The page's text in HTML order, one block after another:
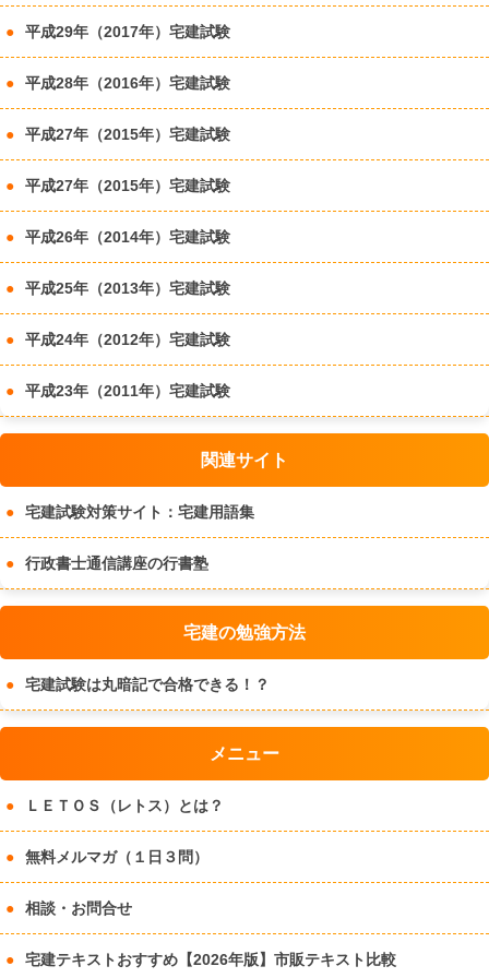
平成29年（2017年）宅建試験
平成28年（2016年）宅建試験
平成27年（2015年）宅建試験
平成27年（2015年）宅建試験
平成26年（2014年）宅建試験
平成25年（2013年）宅建試験
平成24年（2012年）宅建試験
平成23年（2011年）宅建試験
関連サイト
宅建試験対策サイト：宅建用語集
行政書士通信講座の行書塾
宅建の勉強方法
宅建試験は丸暗記で合格できる！？
メニュー
ＬＥＴＯＳ（レトス）とは？
無料メルマガ（１日３問）
相談・お問合せ
宅建テキストおすすめ【2026年版】市販テキスト比較